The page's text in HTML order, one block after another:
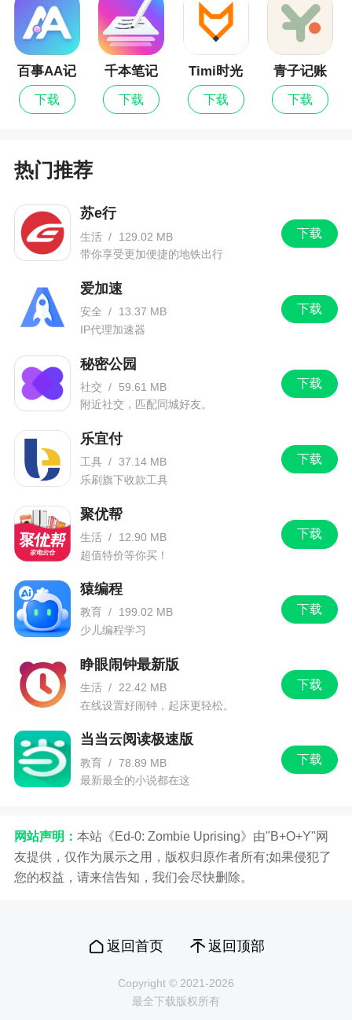
百事AA记
账
下载
千本笔记
下载
Timi时光
记账
下载
青子记账
下载
热门推荐
下载
苏e行
生活 /
129.02 MB
带你享受更加便捷的地铁出行
下载
爱加速
安全 /
13.37 MB
IP代理加速器
下载
秘密公园
社交 /
59.61 MB
附近社交，匹配同城好友。
下载
乐宜付
工具 / 37.14 MB
乐刷旗下收款工具
下载
聚优帮
生活 /
12.90 MB
超值特价等你买！
下载
猿编程
教育 /
199.02 MB
少儿编程学习
下载
睁眼闹钟最新版
生活 /
22.42 MB
在线设置好闹钟，起床更轻松。
下载
当当云阅读极速版
教育 / 78.89 MB
最新最全的小说都在这
网站声明： 本站《Ed-0: Zombie Uprising》由"B+O+Y"网
友提供，仅作为展示之用，版权归原作者所有;如果侵犯了
您的权益，请来信告知，我们会尽快删除。
返回首页 返回顶部
Copyright © 2021-2026
最全下载版权所有